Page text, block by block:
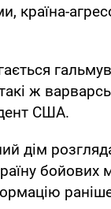
країна-
ж
США.
дім
бойових